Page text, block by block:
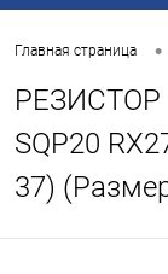
Главная страница •
SQP20
37)